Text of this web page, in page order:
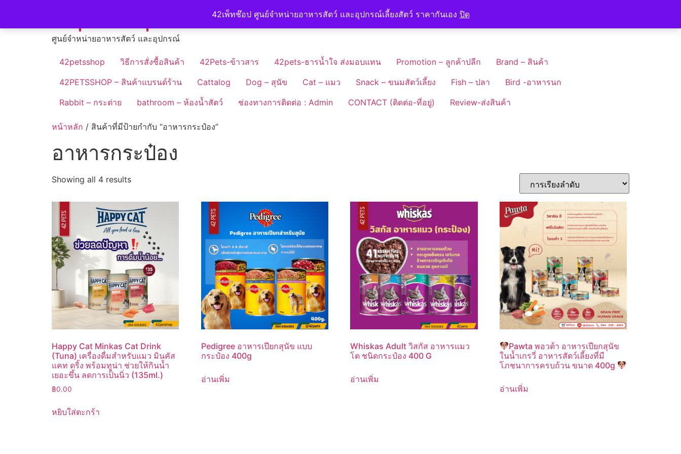
42เพ็ทช๊อป ศูนย์จำหน่ายอาหารสัตว์ และอุปกรณ์เลี้ยงสัตว์ ราคากันเอง ปิด
content
ศูนย์จำหน่ายอาหารสัตว์ และอุปกรณ์
42petsshop วิธีการสั่งซื้อสินค้า 42Pets-ข้าวสาร 42pets-ธารน้ำใจ ส่งมอบแทน Promotion – ลูกค้าปลีก
Brand – สินค้า
42PETSSHOP – สินค้าแบรนด์ร้าน
Cattalog Dog – สุนัข Cat – แมว Snack – ขนมสัตว์เลี้ยง Fish – ปลา
Bird -อาหารนก
Rabbit – กระต่าย
bathroom – ห้องน้ำสัตว์ ช่องทางการติดต่อ : Admin CONTACT (ติดต่อ-ที่อยู่) Review-ส่งสินค้า
หน้าหลัก / สินค้าที่มีป้ายกำกับ “อาหารกระป๋อง”
อาหารกระป๋อง
Showing all 4 results
Happy Cat Minkas Cat Drink
(Tuna) เครื่องดื่มสำหรับแมว มินคัส
แคท ดริ้ง พร้อมทูน่า ช่วยให้กินน้ำ
เยอะขึ้น ลดการเป็นนิ่ว (135ml.)
฿0.00
หยิบใส่ตะกร้า
Pedigree อาหารเปียกสุนัข แบบ
กระป๋อง 400g
อ่านเพิ่ม
Whiskas Adult วิสกัส อาหารแมว
โต ชนิดกระป๋อง 400 G
อ่านเพิ่ม
Pawta พอวต้า อาหารเปียกสุนัข
ในน้ำเกรวี่ อาหารสัตว์เลี้ยงที่มี
โภชนาการครบถ้วน ขนาด 400g
อ่านเพิ่ม